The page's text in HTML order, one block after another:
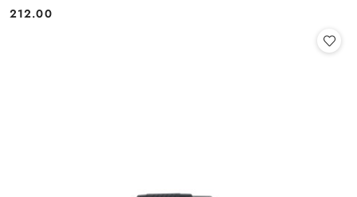
Cena:
212.00